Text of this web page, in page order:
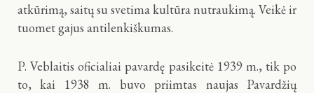
atkūrimą, saitų su svetima kultūra nutraukimą. Veikė ir
tuomet gajus antilenkiškumas.
P. Veblaitis oficialiai pavardę pasikeitė 1939 m., tik po
to, kai 1938 m. buvo priimtas naujas Pavardžių